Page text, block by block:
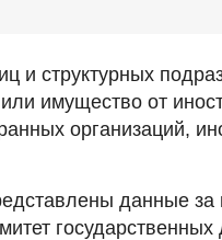
и структурных
имущество от
организаций,
данные за
государственных